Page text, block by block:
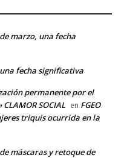
marzo, una fecha
fecha significativa
permanente por el
SOCIAL en FGEO
triquis ocurrida en la
máscaras y retoque de